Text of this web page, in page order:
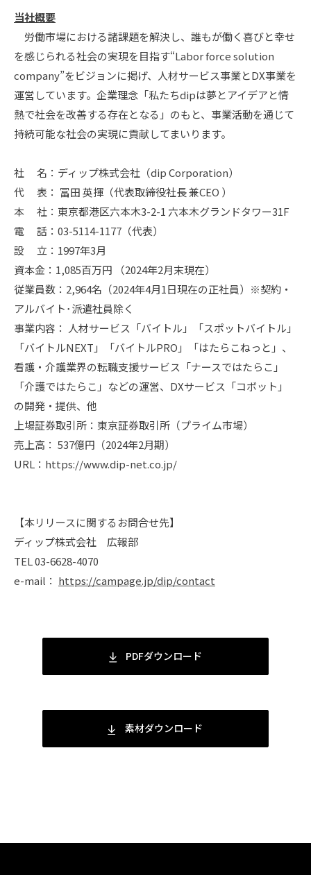
当社概要
労働市場における諸課題を解決し、誰もが働く喜びと幸せ
を感じられる社会の実現を目指す“Labor force solution
company”をビジョンに掲げ、人材サービス事業とDX事業を
運営しています。企業理念「私たちdipは夢とアイデアと情
熱で社会を改善する存在となる」のもと、事業活動を通じて
持続可能な社会の実現に貢献してまいります。
社 名：ディップ株式会社（dip Corporation）
代 表： 冨田 英揮（代表取締役社長 兼CEO ）
本 社：東京都港区六本木3-2-1 六本木グランドタワー31F
電 話：03-5114-1177（代表）
設 立：1997年3月
資本金：1,085百万円 （2024年2月末現在）
従業員数：2,964名（2024年4月1日現在の正社員）※契約・
アルバイト･派遣社員除く
事業内容： 人材サービス「バイトル」「スポットバイトル」
「バイトルNEXT」「バイトルPRO」「はたらこねっと」、
看護・介護業界の転職支援サービス「ナースではたらこ」
「介護ではたらこ」などの運営、DXサービス「コボット」
の開発・提供、他
上場証券取引所：東京証券取引所（プライム市場）
売上高： 537億円（2024年2月期）
URL：https://www.dip-net.co.jp/
【本リリースに関するお問合せ先】
ディップ株式会社 広報部
TEL 03-6628-4070
e-mail： https://campage.jp/dip/contact
PDFダウンロード
素材ダウンロード